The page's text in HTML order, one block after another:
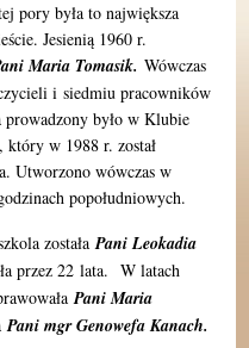
pory była to największa
Jesienią 1960 r.
Maria Tomasik. Wówczas
i siedmiu pracowników
prowadzony było w Klubie
w 1988 r. został
Utworzono wówczas w
popołudniowych.
została Pani Leokadia
przez 22 lata. W latach
Pani Maria
Pani mgr Genowefa Kanach.